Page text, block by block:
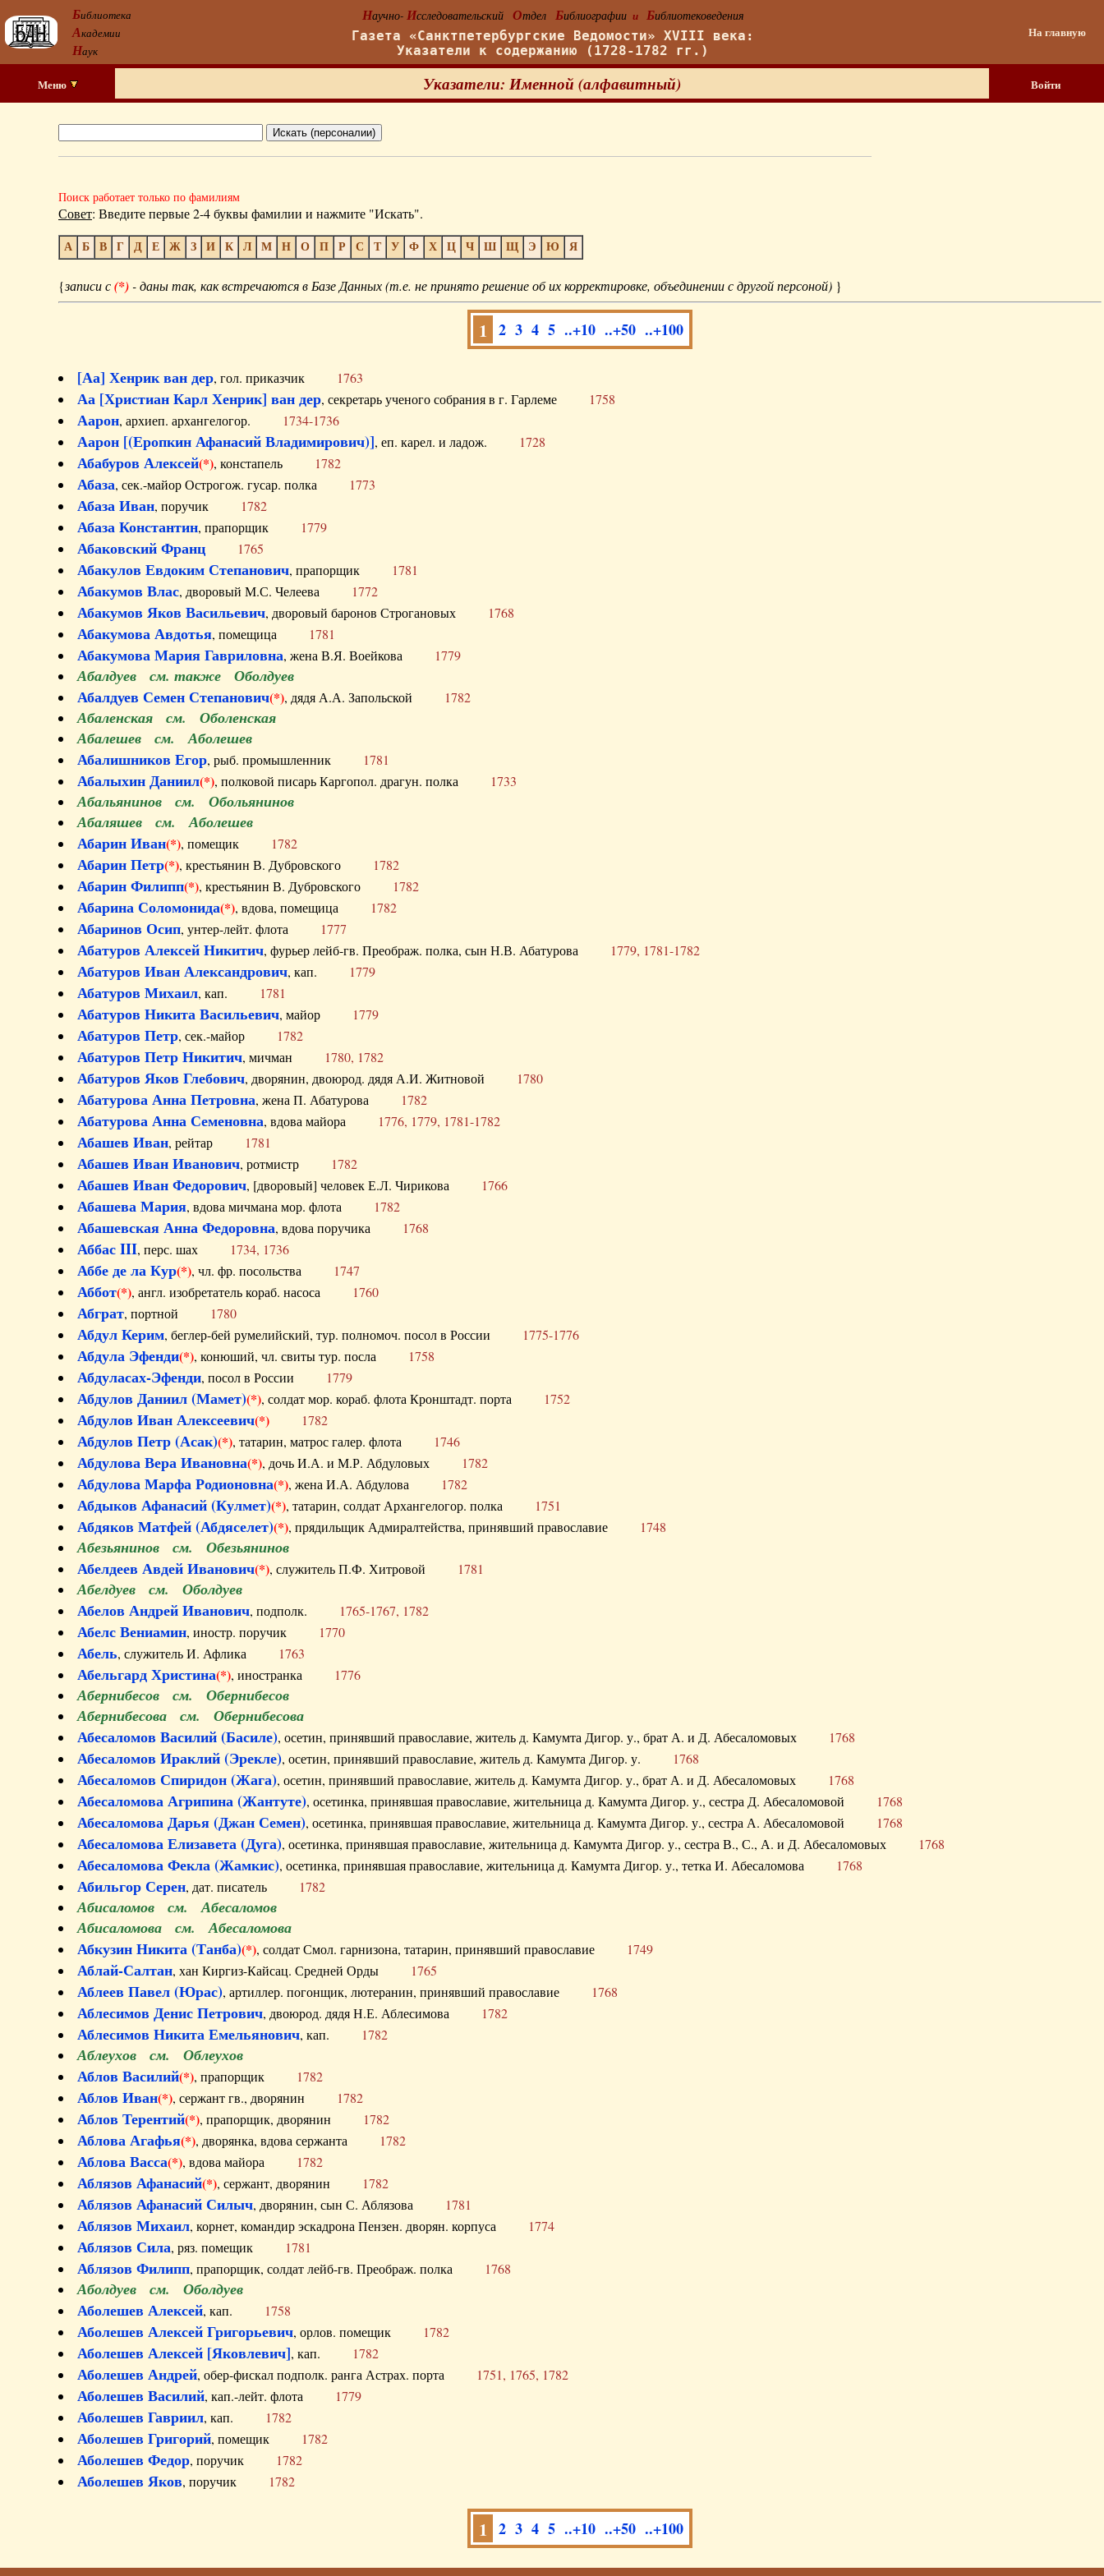
Библиотека
Академии
Наук
Научно- Исследовательский Отдел Библиографии и Библиотековедения
Газета «Санктпетербургские Ведомости» XVIII века:
Указатели к содержанию (1728-1782 гг.)
На главную
Меню Указатели: Именной (алфавитный) Войти
Поиск работает только по фамилиям
Совет: Введите первые 2-4 буквы фамилии и нажмите "Искать".
А Б В Г Д Е Ж З И К Л М Н О П Р С Т У Ф Х Ц Ч Ш Щ Э Ю Я
{записи с(*)- даны так, как встречаются в Базе Данных (т.е. не принято решение об их корректировке, объединении с другой персоной) }
1 2 3 4 5 ..+10 ..+50 ..+100
[Аа] Хенрик ван дер, гол. приказчик 1763
Аа [Христиан Карл Хенрик] ван дер, секретарь ученого собрания в г. Гарлеме 1758
Аарон, архиеп. архангелогор. 1734-1736
Аарон [(Еропкин Афанасий Владимирович)], еп. карел. и ладож. 1728
Абабуров Алексей(*), констапель 1782
Абаза, сек.-майор Острогож. гусар. полка 1773
Абаза Иван, поручик 1782
Абаза Константин, прапорщик 1779
Абаковский Франц 1765
Абакулов Евдоким Степанович, прапорщик 1781
Абакумов Влас, дворовый М.С. Челеева 1772
Абакумов Яков Васильевич, дворовый баронов Строгановых 1768
Абакумова Авдотья, помещица 1781
Абакумова Мария Гавриловна, жена В.Я. Воейкова 1779
Абалдуев см. также Оболдуев
Абалдуев Семен Степанович(*), дядя А.А. Запольской 1782
Абаленская см. Оболенская
Абалешев см. Аболешев
Абалишников Егор, рыб. промышленник 1781
Абалыхин Даниил(*), полковой писарь Каргопол. драгун. полка 1733
Абальянинов см. Обольянинов
Абаляшев см. Аболешев
Абарин Иван(*), помещик 1782
Абарин Петр(*), крестьянин В. Дубровского 1782
Абарин Филипп(*), крестьянин В. Дубровского 1782
Абарина Соломонида(*), вдова, помещица 1782
Абаринов Осип, унтер-лейт. флота 1777
Абатуров Алексей Никитич, фурьер лейб-гв. Преображ. полка, сын Н.В. Абатурова 1779, 1781-1782
Абатуров Иван Александрович, кап. 1779
Абатуров Михаил, кап. 1781
Абатуров Никита Васильевич, майор 1779
Абатуров Петр, сек.-майор 1782
Абатуров Петр Никитич, мичман 1780, 1782
Абатуров Яков Глебович, дворянин, двоюрод. дядя А.И. Житновой 1780
Абатурова Анна Петровна, жена П. Абатурова 1782
Абатурова Анна Семеновна, вдова майора 1776, 1779, 1781-1782
Абашев Иван, рейтар 1781
Абашев Иван Иванович, ротмистр 1782
Абашев Иван Федорович, [дворовый] человек Е.Л. Чирикова 1766
Абашева Мария, вдова мичмана мор. флота 1782
Абашевская Анна Федоровна, вдова поручика 1768
Аббас III, перс. шах 1734, 1736
Аббе де ла Кур(*), чл. фр. посольства 1747
Аббот(*), англ. изобретатель кораб. насоса 1760
Абграт, портной 1780
Абдул Керим, беглер-бей румелийский, тур. полномоч. посол в России 1775-1776
Абдула Эфенди(*), конюший, чл. свиты тур. посла 1758
Абдуласах-Эфенди, посол в России 1779
Абдулов Даниил (Мамет)(*), солдат мор. кораб. флота Кронштадт. порта 1752
Абдулов Иван Алексеевич(*) 1782
Абдулов Петр (Асак)(*), татарин, матрос галер. флота 1746
Абдулова Вера Ивановна(*), дочь И.А. и М.Р. Абдуловых 1782
Абдулова Марфа Родионовна(*), жена И.А. Абдулова 1782
Абдыков Афанасий (Кулмет)(*), татарин, солдат Архангелогор. полка 1751
Абдяков Матфей (Абдяселет)(*), прядильщик Адмиралтейства, принявший православие 1748
Абезьянинов см. Обезьянинов
Абелдеев Авдей Иванович(*), служитель П.Ф. Хитровой 1781
Абелдуев см. Оболдуев
Абелов Андрей Иванович, подполк. 1765-1767, 1782
Абелс Вениамин, иностр. поручик 1770
Абель, служитель И. Афлика 1763
Абельгард Христина(*), иностранка 1776
Абернибесов см. Обернибесов
Абернибесова см. Обернибесова
Абесаломов Василий (Басиле), осетин, принявший православие, житель д. Камумта Дигор. у., брат А. и Д. Абесаломовых 1768
Абесаломов Ираклий (Эрекле), осетин, принявший православие, житель д. Камумта Дигор. у. 1768
Абесаломов Спиридон (Жага), осетин, принявший православие, житель д. Камумта Дигор. у., брат А. и Д. Абесаломовых 1768
Абесаломова Агрипина (Жантуте), осетинка, принявшая православие, жительница д. Камумта Дигор. у., сестра Д. Абесаломовой 1768
Абесаломова Дарья (Джан Семен), осетинка, принявшая православие, жительница д. Камумта Дигор. у., сестра А. Абесаломовой 1768
Абесаломова Елизавета (Дуга), осетинка, принявшая православие, жительница д. Камумта Дигор. у., сестра В., С., А. и Д. Абесаломовых 1768
Абесаломова Фекла (Жамкис), осетинка, принявшая православие, жительница д. Камумта Дигор. у., тетка И. Абесаломова 1768
Абильгор Серен, дат. писатель 1782
Абисаломов см. Абесаломов
Абисаломова см. Абесаломова
Абкузин Никита (Танба)(*), солдат Смол. гарнизона, татарин, принявший православие 1749
Аблай-Салтан, хан Киргиз-Кайсац. Средней Орды 1765
Аблеев Павел (Юрас), артиллер. погонщик, лютеранин, принявший православие 1768
Аблесимов Денис Петрович, двоюрод. дядя Н.Е. Аблесимова 1782
Аблесимов Никита Емельянович, кап. 1782
Аблеухов см. Облеухов
Аблов Василий(*), прапорщик 1782
Аблов Иван(*), сержант гв., дворянин 1782
Аблов Терентий(*), прапорщик, дворянин 1782
Аблова Агафья(*), дворянка, вдова сержанта 1782
Аблова Васса(*), вдова майора 1782
Аблязов Афанасий(*), сержант, дворянин 1782
Аблязов Афанасий Силыч, дворянин, сын С. Аблязова 1781
Аблязов Михаил, корнет, командир эскадрона Пензен. дворян. корпуса 1774
Аблязов Сила, ряз. помещик 1781
Аблязов Филипп, прапорщик, солдат лейб-гв. Преображ. полка 1768
Аболдуев см. Оболдуев
Аболешев Алексей, кап. 1758
Аболешев Алексей Григорьевич, орлов. помещик 1782
Аболешев Алексей [Яковлевич], кап. 1782
Аболешев Андрей, обер-фискал подполк. ранга Астрах. порта 1751, 1765, 1782
Аболешев Василий, кап.-лейт. флота 1779
Аболешев Гавриил, кап. 1782
Аболешев Григорий, помещик 1782
Аболешев Федор, поручик 1782
Аболешев Яков, поручик 1782
1 2 3 4 5 ..+10 ..+50 ..+100